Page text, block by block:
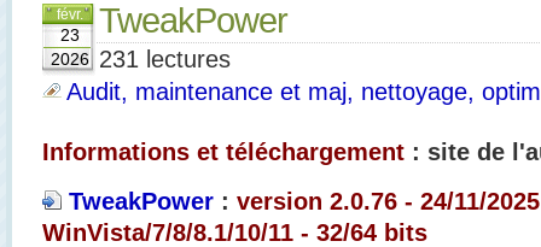
févr.
23
2026
TweakPower
231 lectures
Audit, maintenance et maj, nettoyage,
Informations et téléchargement : site de
TweakPower : version 2.0.76 - 24/11/
WinVista/7/8/8.1/10/11 - 32/64 bits